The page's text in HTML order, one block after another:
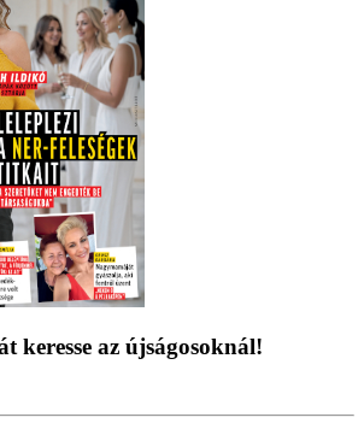
keresse az újságosoknál!